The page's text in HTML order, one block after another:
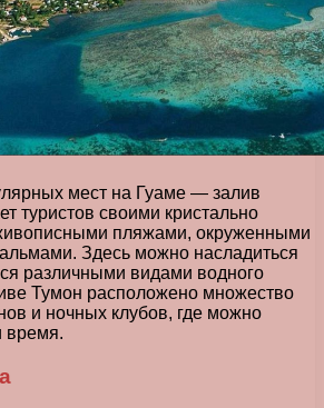
мест на Гуаме — залив
туристов своими кристально
пляжами, окруженными
Здесь можно насладиться
различными видами водного
Тумон расположено множество
и ночных клубов, где можно
время.